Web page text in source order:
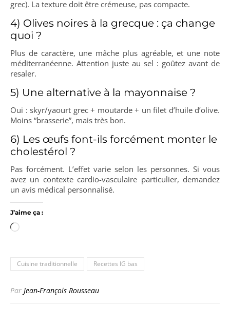
grec). La texture doit être crémeuse, pas compacte.
4) Olives noires à la grecque : ça change
quoi ?
Plus de caractère, une mâche plus agréable, et une note
méditerranéenne. Attention juste au sel : goûtez avant de
resaler.
5) Une alternative à la mayonnaise ?
Oui : skyr/yaourt grec + moutarde + un filet d’huile d’olive.
Moins “brasserie”, mais très bon.
6) Les œufs font-ils forcément monter le
cholestérol ?
Pas forcément. L’effet varie selon les personnes. Si vous
avez un contexte cardio-vasculaire particulier, demandez
un avis médical personnalisé.
J’aime ça :
Chargement…
Cuisine traditionnelle Recettes IG bas
Par Jean-François Rousseau